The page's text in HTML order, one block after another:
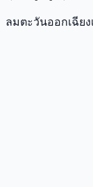
ลมตะวันออกเฉียง